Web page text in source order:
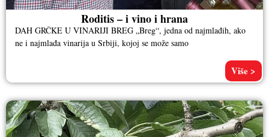
Roditis – i vino i hrana
DAH GRČKE U VINARIJI BREG „Breg“, jedna od najmlađih, ako
ne i najmlađa vinarija u Srbiji, kojoj se može samo
Više >